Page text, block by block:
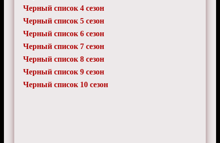
Черный список 4 сезон
Черный список 5 сезон
Черный список 6 сезон
Черный список 7 сезон
Черный список 8 сезон
Черный список 9 сезон
Черный список 10 сезон